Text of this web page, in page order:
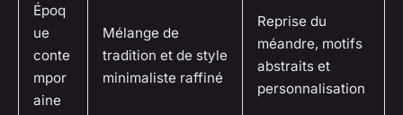
Époq
ue
conte
mpor
aine
Mélange de
tradition et de style
minimaliste raffiné
Reprise du
méandre, motifs
abstraits et
personnalisation